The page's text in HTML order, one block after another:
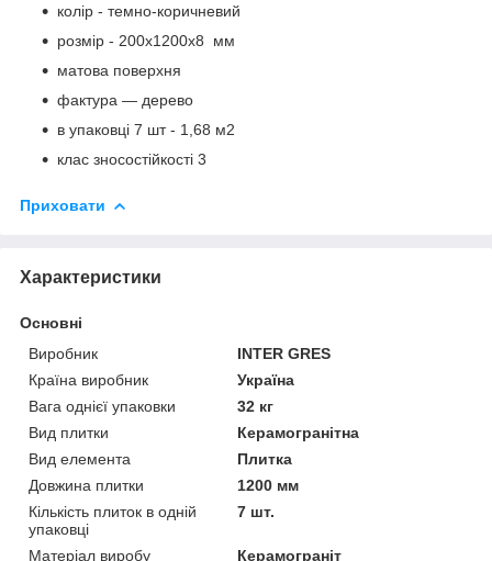
колір - темно-коричневий
розмір - 200х1200х8 мм
матова поверхня
фактура — дерево
в упаковці 7 шт - 1,68 м2
клас зносостійкості 3
Приховати
Характеристики
Основні
Виробник
INTER GRES
Країна виробник
Україна
Вага однієї упаковки
32 кг
Вид плитки
Керамогранітна
Вид елемента
Плитка
Довжина плитки
1200 мм
Кількість плиток в одній
упаковці
7 шт.
Матеріал виробу
Керамограніт